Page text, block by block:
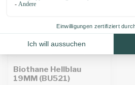
Biothane Hellblau
19MM (BU521)